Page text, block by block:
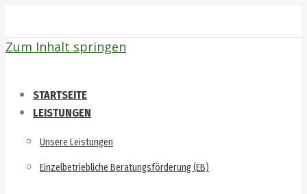
Zum Inhalt springen
STARTSEITE
LEISTUNGEN
Unsere Leistungen
Einzelbetriebliche Beratungsförderung (EB)